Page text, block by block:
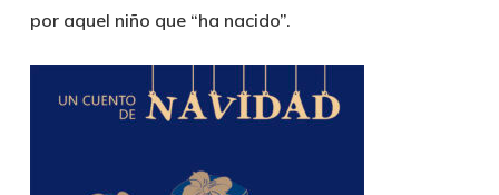
por aquel niño que “ha nacido”.